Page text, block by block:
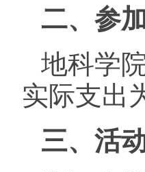
二、参
地科学
实际支出
三、活